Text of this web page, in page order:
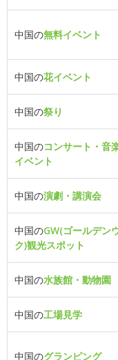
中国の無料イベント
中国の花イベント
中国の祭り
中国のコンサート・音
イベント
中国の演劇・講演会
中国のGW(ゴールデン
ク)観光スポット
中国の水族館・動物園
中国の工場見学
中国のグランピング